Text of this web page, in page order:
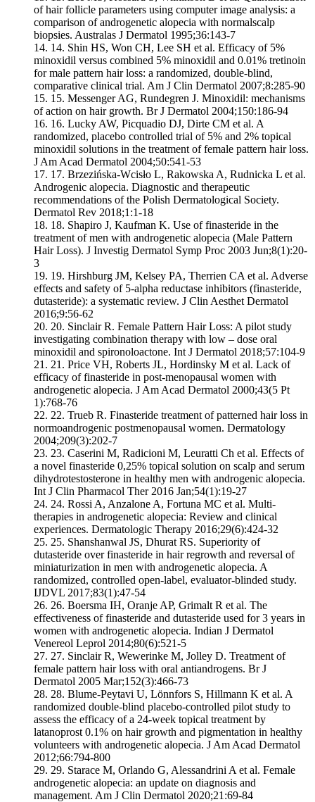
of hair follicle parameters using computer image analysis: a
comparison of androgenetic alopecia with normalscalp
biopsies. Australas J Dermatol 1995;36:143-7
14. Shin HS, Won CH, Lee SH et al. Efficacy of 5%
minoxidil versus combined 5% minoxidil and 0.01% tretinoin
for male pattern hair loss: a randomized, double-blind,
comparative clinical trial. Am J Clin Dermatol 2007;8:285-90
15. Messenger AG, Rundegren J. Minoxidil: mechanisms
of action on hair growth. Br J Dermatol 2004;150:186-94
16. Lucky AW, Picquadio DJ, Dirte CM et al. A
randomized, placebo controlled trial of 5% and 2% topical
minoxidil solutions in the treatment of female pattern hair loss.
J Am Acad Dermatol 2004;50:541-53
17. Brzezińska-Wcisło L, Rakowska A, Rudnicka L et al.
Androgenic alopecia. Diagnostic and therapeutic
recommendations of the Polish Dermatological Society.
Dermatol Rev 2018;1:1-18
18. Shapiro J, Kaufman K. Use of finasteride in the
treatment of men with androgenetic alopecia (Male Pattern
Hair Loss). J Investig Dermatol Symp Proc 2003 Jun;8(1):20-
3
19. Hirshburg JM, Kelsey PA, Therrien CA et al. Adverse
effects and safety of 5-alpha reductase inhibitors (finasteride,
dutasteride): a systematic review. J Clin Aesthet Dermatol
2016;9:56-62
20. Sinclair R. Female Pattern Hair Loss: A pilot study
investigating combination therapy with low – dose oral
minoxidil and spironoloactone. Int J Dermatol 2018;57:104-9
21. Price VH, Roberts JL, Hordinsky M et al. Lack of
efficacy of finasteride in post-menopausal women with
androgenetic alopecia. J Am Acad Dermatol 2000;43(5 Pt
1):768-76
22. Trueb R. Finasteride treatment of patterned hair loss in
normoandrogenic postmenopausal women. Dermatology
2004;209(3):202-7
23. Caserini M, Radicioni M, Leuratti Ch et al. Effects of
a novel finasteride 0,25% topical solution on scalp and serum
dihydrotestosterone in healthy men with androgenic alopecia.
Int J Clin Pharmacol Ther 2016 Jan;54(1):19-27
24. Rossi A, Anzalone A, Fortuna MC et al. Multi-
therapies in androgenetic alopecia: Review and clinical
experiences. Dermatologic Therapy 2016;29(6):424-32
25. Shanshanwal JS, Dhurat RS. Superiority of
dutasteride over finasteride in hair regrowth and reversal of
miniaturization in men with androgenetic alopecia. A
randomized, controlled open-label, evaluator-blinded study.
IJDVL 2017;83(1):47-54
26. Boersma IH, Oranje AP, Grimalt R et al. The
effectiveness of finasteride and dutasteride used for 3 years in
women with androgenetic alopecia. Indian J Dermatol
Venereol Leprol 2014;80(6):521-5
27. Sinclair R, Wewerinke M, Jolley D. Treatment of
female pattern hair loss with oral antiandrogens. Br J
Dermatol 2005 Mar;152(3):466-73
28. Blume-Peytavi U, Lönnfors S, Hillmann K et al. A
randomized double-blind placebo-controlled pilot study to
assess the efficacy of a 24-week topical treatment by
latanoprost 0.1% on hair growth and pigmentation in healthy
volunteers with androgenetic alopecia. J Am Acad Dermatol
2012;66:794-800
29. Starace M, Orlando G, Alessandrini A et al. Female
androgenetic alopecia: an update on diagnosis and
management. Am J Clin Dermatol 2020;21:69-84